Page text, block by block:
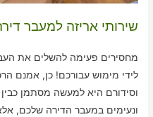
שירותי אריזה למעבר
מחסירים פעימה להשלים את
לידי מימוש עבורכם! כן, אמנם
וסידורם היא למעשה מסתמן כבין
ונעימים במעבר הדירה שלכם,